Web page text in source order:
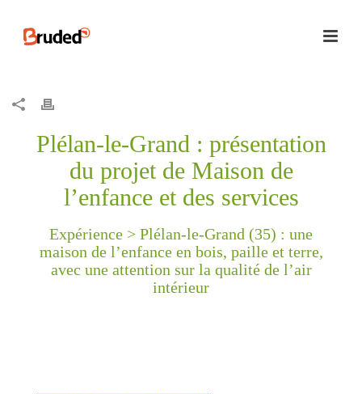
Plélan-le-Grand : présentation
du projet de Maison de
l’enfance et des services
Expérience > Plélan-le-Grand (35) : une
maison de l’enfance en bois, paille et terre,
avec une attention sur la qualité de l’air
intérieur